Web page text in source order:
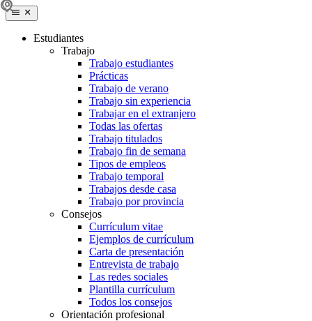
Estudiantes
Trabajo
Trabajo estudiantes
Prácticas
Trabajo de verano
Trabajo sin experiencia
Trabajar en el extranjero
Todas las ofertas
Trabajo titulados
Trabajo fin de semana
Tipos de empleos
Trabajo temporal
Trabajos desde casa
Trabajo por provincia
Consejos
Currículum vitae
Ejemplos de currículum
Carta de presentación
Entrevista de trabajo
Las redes sociales
Plantilla currículum
Todos los consejos
Orientación profesional